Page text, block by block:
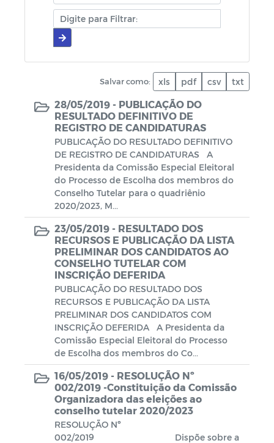
Escala Médica
Escala de plantão do SAMU
Escala de plantão do Conselho Tutelar
Escala de plantão Motoristas
Coronavírus (COVID-19)
Gabarito
Notas
Processo Seletivo
Campanhas
Documentos
Emendas Parlamentares
Decretos SIAFIC
Portaria da Comissão - SIAFIC
Documentos - SIAFIC
Salvar como: xls pdf csv txt
28/05/2019 - PUBLICAÇÃO DO
RESULTADO DEFINITIVO DE
REGISTRO DE CANDIDATURAS
PUBLICAÇÃO DO RESULTADO DEFINITIVO
DE REGISTRO DE CANDIDATURAS A
Presidenta da Comissão Especial Eleitoral
do Processo de Escolha dos membros do
Conselho Tutelar para o quadriênio
2020/2023, M...
23/05/2019 - RESULTADO DOS
RECURSOS E PUBLICAÇÃO DA LISTA
PRELIMINAR DOS CANDIDATOS AO
CONSELHO TUTELAR COM
INSCRIÇÃO DEFERIDA
PUBLICAÇÃO DO RESULTADO DOS
RECURSOS E PUBLICAÇÃO DA LISTA
PRELIMINAR DOS CANDIDATOS COM
INSCRIÇÃO DEFERIDA A Presidenta da
Comissão Especial Eleitoral do Processo
de Escolha dos membros do Co...
16/05/2019 - RESOLUÇÃO Nº
002/2019 -Constituição da Comissão
Organizadora das eleições ao
conselho tutelar 2020/2023
RESOLUÇÃO Nº
002/2019 Dispõe sobre a